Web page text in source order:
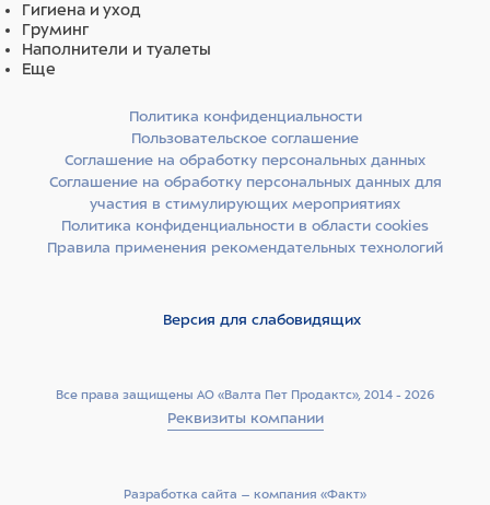
Гигиена и уход
Груминг
Наполнители и туалеты
Еще
Все права защищены АО «Валта Пет Продактс», 2014 - 2026
Реквизиты компании
Политика конфиденциальности
Пользовательское соглашение
Соглашение на обработку персональных данных
Соглашение на обработку персональных данных для
участия в стимулирующих мероприятиях
Политика конфиденциальности в области cookies
Правила применения рекомендательных технологий
Версия для слабовидящих
Разработка сайта –­ компания «Факт»